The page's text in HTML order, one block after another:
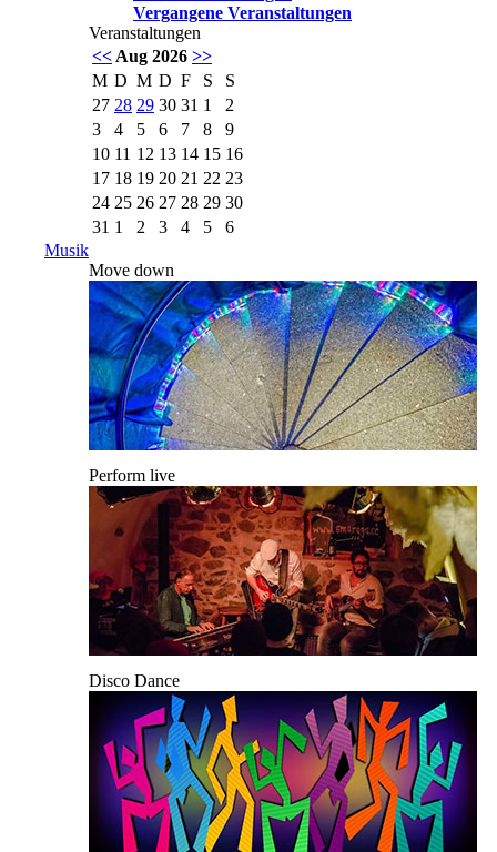
Vergangene Veranstaltungen
Veranstaltungen
<< Aug 2026 >>
M D M D F S
S
27 28 29 30 31 1
2
3
4 5 6 7 8
9
10 11 12 13 14 15 16
17 18 19 20 21 22 23
24 25 26 27 28 29 30
31 1 2 3 4 5
6
Musik
Move down
Perform live
Disco Dance